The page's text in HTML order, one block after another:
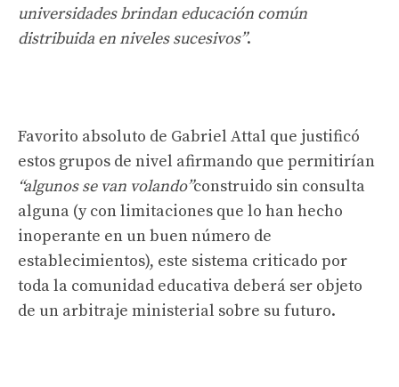
universidades brindan educación común
distribuida en niveles sucesivos”.
Favorito absoluto de Gabriel Attal que justificó
estos grupos de nivel afirmando que permitirían
“algunos se van volando”construido sin consulta
alguna (y con limitaciones que lo han hecho
inoperante en un buen número de
establecimientos), este sistema criticado por
toda la comunidad educativa deberá ser objeto
de un arbitraje ministerial sobre su futuro.